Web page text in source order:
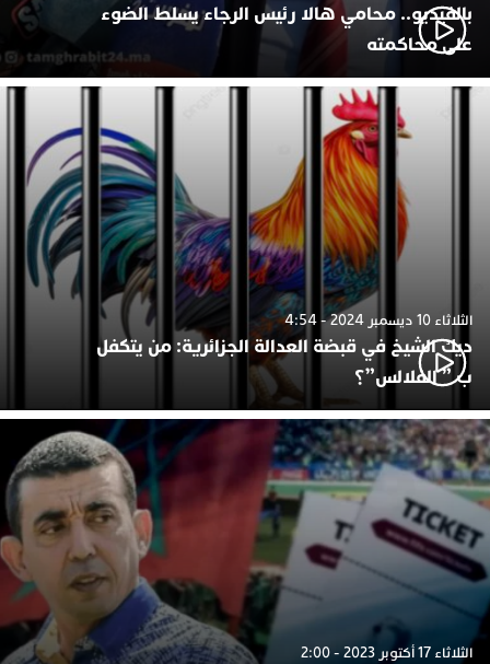
بالفيديو.. محامي هالا رئيس الرجاء يسلط الضوء
على محاكمته
الثلاثاء 10 ديسمبر 2024 - 4:54
ديك الشيخ في قبضة العدالة الجزائرية: من يتكفل
ب ” الفلالس”؟
الثلاثاء 17 أكتوبر 2023 - 2:00